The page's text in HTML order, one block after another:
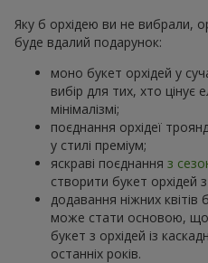
Яку б орхідею ви не вибрали,
буде вдалий подарунок:
моно букет орхідей у
вибір для тих, хто цінує
мінімалізмі;
поєднання орхідеї
у стилі преміум;
яскраві поєднання з
створити букет орхідей
додавання ніжних квітів
може стати основою,
букет з орхідей із
останніх років.